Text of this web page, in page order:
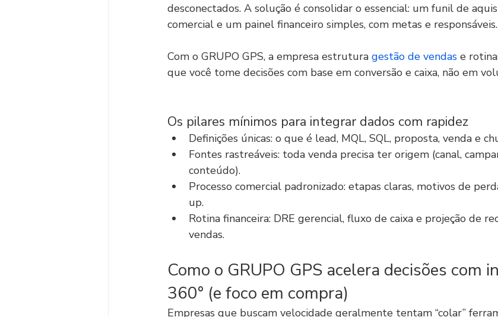
desconectados. A solução é consolidar o essencial: um funil de
comercial e um painel financeiro simples, com metas e responsáveis.
Com o GRUPO GPS, a empresa estrutura gestão de vendas e
que você tome decisões com base em conversão e caixa, não em
Os pilares mínimos para integrar dados com rapidez
Definições únicas: o que é lead, MQL, SQL, proposta, venda e
Fontes rastreáveis: toda venda precisa ter origem (canal,
conteúdo).
Processo comercial padronizado: etapas claras, motivos de
up.
Rotina financeira: DRE gerencial, fluxo de caixa e projeção de
vendas.
Como o GRUPO GPS acelera decisões com
360° (e foco em compra)
Empresas que buscam velocidade geralmente tentam “colar”